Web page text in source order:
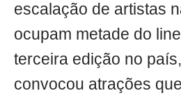
escalação de artistas
ocupam metade do
terceira edição no
convocou atrações